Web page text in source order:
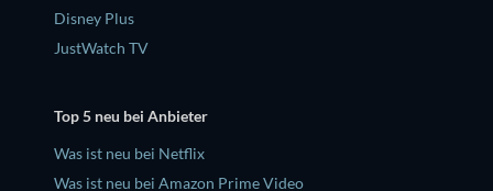
Disney Plus
JustWatch TV
Top 5 neu bei Anbieter
Was ist neu bei Netflix
Was ist neu bei Amazon Prime Video